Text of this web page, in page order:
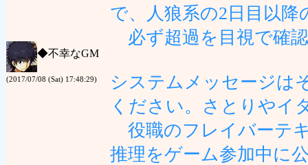
◆不幸なGM
(2017/07/08 (Sat) 17:48:29)
で、人狼系の2日目以降
必ず超過を目視で確
システムメッセージは
ください。さとりやイ
役職のフレイバーテ
推理をゲーム参加中に